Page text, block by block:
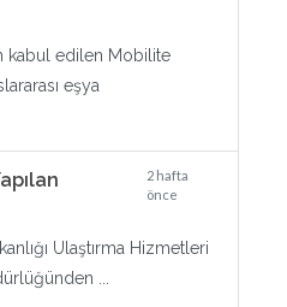
kabul edilen Mobilite
eşya
2 hafta
önce
Ulaştırma Hizmetleri
...